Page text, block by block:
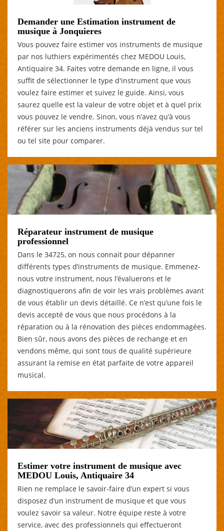
Demander une Estimation instrument de
musique à Jonquieres
Vous pouvez faire estimer vos instruments de musique
par nos luthiers expérimentés chez MEDOU Louis,
Antiquaire 34. Faites votre demande en ligne, il vous
suffit de sélectionner le type d'instrument que vous
voulez faire estimer et suivez le guide. Ainsi, vous
saurez quelle est la valeur de votre objet et à quel prix
vous pouvez le vendre. Sinon, vous n’avez qu’à vous
référer sur les anciens instruments déjà vendus sur tel
ou tel site pour comparer.
Réparateur instrument de musique
professionnel
Dans le 34725, on nous connait pour dépanner
différents types d’instruments de musique. Emmenez-
nous votre instrument, nous l’évaluerons et le
diagnostiquerons afin de voir les vrais problèmes avant
de vous établir un devis détaillé. Ce n’est qu’une fois le
devis accepté de vous que nous procédons à la
réparation ou à la rénovation des pièces endommagées.
Bien sûr, nous avons des pièces de rechange et en
vendons même, qui sont tous de qualité supérieure
assurant la remise en état parfaite de votre appareil
musical.
Estimer votre instrument de musique avec
MEDOU Louis, Antiquaire 34
Rien ne remplace le savoir-faire d’un expert si vous
disposez d’un instrument de musique et que vous
voulez savoir sa valeur. Notre équipe reste à votre
service, avec des professionnels qui effectueront